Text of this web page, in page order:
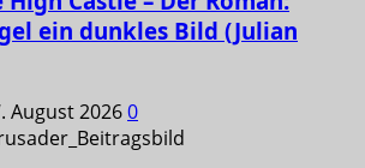
ein dunkles Bild (Julian
August 20260